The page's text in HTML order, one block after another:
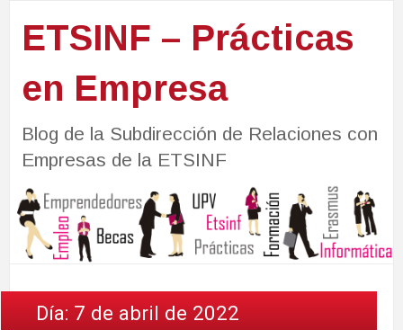
ETSINF – Prácticas
en Empresa
Blog de la Subdirección de Relaciones con
Empresas de la ETSINF
Día: 7 de abril de 2022